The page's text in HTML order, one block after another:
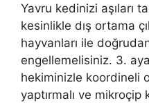
Yavru kedinizi aşıları
kesinlikle dış ortama
hayvanları ile
engellemelisiniz. 3.
hekiminizle koordineli
yaptırmalı ve mikroçip